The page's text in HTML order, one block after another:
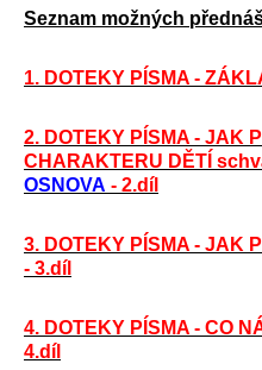
Seznam možných
1. DOTEKY PÍSMA -
2. DOTEKY PÍSMA - JAK
CHARAKTERU DĚTÍ
OSNOVA - 2.díl
3. DOTEKY PÍSMA - JAK
- 3.díl
4. DOTEKY PÍSMA - CO
4.díl